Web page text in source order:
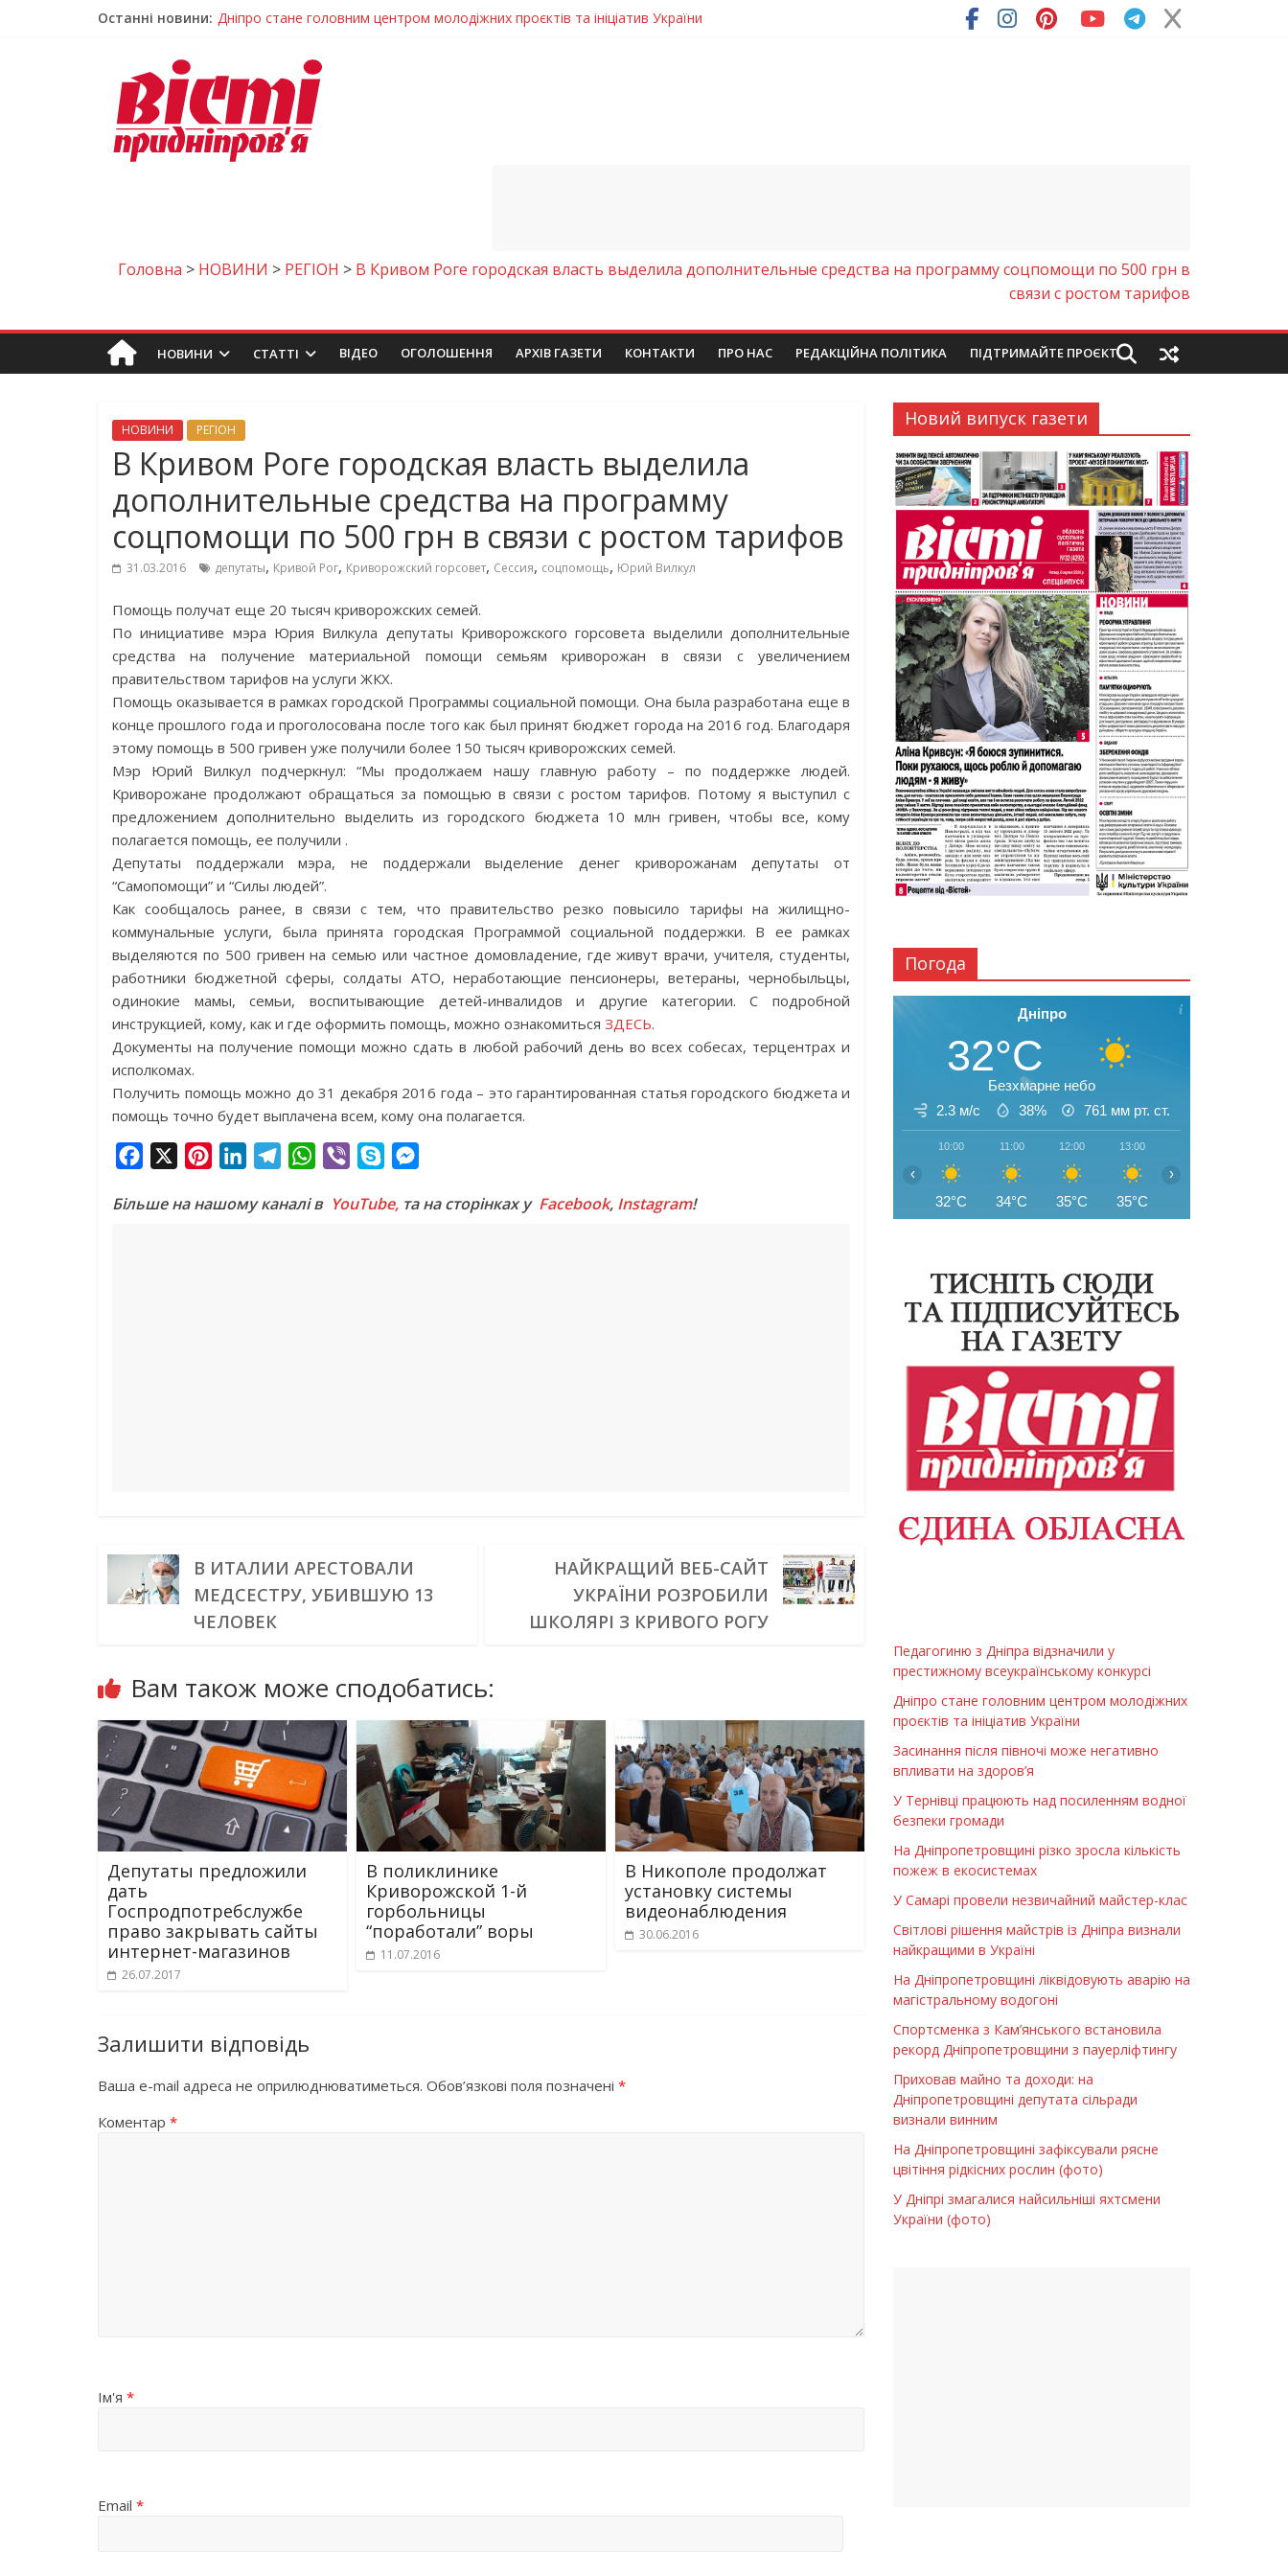
Останні новини: Дніпро стане головним центром молодіжних проєктів та ініціатив України
У Тернівці працюють над посиленням водної безпеки громади
На Дніпропетровщині різко зросла кількість пожеж в екосистемах
Педагогиню з Дніпра відзначили у престижному всеукраїнському конкурсі
Головна > НОВИНИ > РЕГІОН > В Кривом Роге городская власть выделила дополнительные средства на программу соцпомощи по 500 грн в
связи с ростом тарифов
НОВИНИ СТАТТІ ВIДЕО ОГОЛОШЕННЯ АРХІВ ГАЗЕТИ КОНТАКТИ ПРО НАС РЕДАКЦІЙНА ПОЛІТИКА ПІДТРИМАЙТЕ ПРОЄКТ
НОВИНИ РЕГІОН
В Кривом Роге городская власть выделила
дополнительные средства на программу
соцпомощи по 500 грн в связи с ростом тарифов
31.03.2016 депутаты, Кривой Рог, Криворожский горсовет, Сессия, соцпомощь, Юрий Вилкул
Помощь получат еще 20 тысяч криворожских семей.
По инициативе мэра Юрия Вилкула депутаты Криворожского горсовета выделили дополнительные
средства на получение материальной помощи семьям криворожан в связи с увеличением
правительством тарифов на услуги ЖКХ.
Помощь оказывается в рамках городской Программы социальной помощи. Она была разработана еще в
конце прошлого года и проголосована после того как был принят бюджет города на 2016 год. Благодаря
этому помощь в 500 гривен уже получили более 150 тысяч криворожских семей.
Мэр Юрий Вилкул подчеркнул: “Мы продолжаем нашу главную работу – по поддержке людей.
Криворожане продолжают обращаться за помощью в связи с ростом тарифов. Потому я выступил с
предложением дополнительно выделить из городского бюджета 10 млн гривен, чтобы все, кому
полагается помощь, ее получили .
Депутаты поддержали мэра, не поддержали выделение денег криворожанам депутаты от
“Самопомощи” и “Силы людей”.
Как сообщалось ранее, в связи с тем, что правительство резко повысило тарифы на жилищно-
коммунальные услуги, была принята городская Программой социальной поддержки. В ее рамках
выделяются по 500 гривен на семью или частное домовладение, где живут врачи, учителя, студенты,
работники бюджетной сферы, солдаты АТО, неработающие пенсионеры, ветераны, чернобыльцы,
одинокие мамы, семьи, воспитывающие детей-инвалидов и другие категории. С подробной
инструкцией, кому, как и где оформить помощь, можно ознакомиться ЗДЕСЬ.
Документы на получение помощи можно сдать в любой рабочий день во всех собесах, терцентрах и
исполкомах.
Получить помощь можно до 31 декабря 2016 года – это гарантированная статья городского бюджета и
помощь точно будет выплачена всем, кому она полагается.
c
n
n
l
W
a
b
y
s
Більше на нашому каналі в YouTube, та на сторінках у Facebook, Instagram!
В ИТАЛИИ АРЕСТОВАЛИ
МЕДСЕСТРУ, УБИВШУЮ 13
ЧЕЛОВЕК
НАЙКРАЩИЙ ВЕБ-САЙТ
УКРАЇНИ РОЗРОБИЛИ
ШКОЛЯРІ З КРИВОГО РОГУ
Вам також може сподобатись:
Депутаты предложили
дать
Госпродпотребслужбе
право закрывать сайты
интернет-магазинов
26.07.2017
В поликлинике
Криворожской 1-й
горбольницы
“поработали” воры
11.07.2016
В Никополе продолжат
установку системы
видеонаблюдения
30.06.2016
Залишити відповідь
Ваша e-mail адреса не оприлюднюватиметься. Обов’язкові поля позначені *
Коментар *
Ім'я *
Email *
Новий випуск газети
Погода
Дніпро
32°C
Безхмарне небо
2.3 м/с
38% 761 мм рт. ст.
10:00
32°C
11:00
34°C
12:00
35°C
13:00
35°C
‹ ›
Педагогиню з Дніпра відзначили у
престижному всеукраїнському конкурсі
Дніпро стане головним центром молодіжних
проєктів та ініціатив України
Засинання після півночі може негативно
впливати на здоров’я
У Тернівці працюють над посиленням водної
безпеки громади
На Дніпропетровщині різко зросла кількість
пожеж в екосистемах
У Самарі провели незвичайний майстер-клас
Світлові рішення майстрів із Дніпра визнали
найкращими в Україні
На Дніпропетровщині ліквідовують аварію на
магістральному водогоні
Спортсменка з Кам’янського встановила
рекорд Дніпропетровщини з пауерліфтингу
Приховав майно та доходи: на
Дніпропетровщині депутата сільради
визнали винним
На Дніпропетровщині зафіксували рясне
цвітіння рідкісних рослин (фото)
У Дніпрі змагалися найсильніші яхтсмени
України (фото)